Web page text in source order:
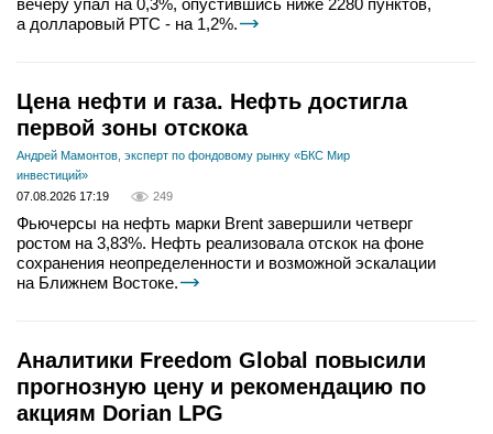
вечеру упал на 0,3%, опустившись ниже 2280 пунктов,
а долларовый РТС - на 1,2%.
Цена нефти и газа. Нефть достигла
первой зоны отскока
Андрей Мамонтов, эксперт по фондовому рынку «БКС Мир
инвестиций»
07.08.2026 17:19
249
Фьючерсы на нефть марки Brent завершили четверг
ростом на 3,83%. Нефть реализовала отскок на фоне
сохранения неопределенности и возможной эскалации
на Ближнем Востоке.
Аналитики Freedom Global повысили
прогнозную цену и рекомендацию по
акциям Dorian LPG